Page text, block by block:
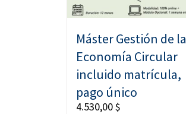
Máster Gestión de la
Economía Circular
incluido matrícula,
pago único
4.530,00$